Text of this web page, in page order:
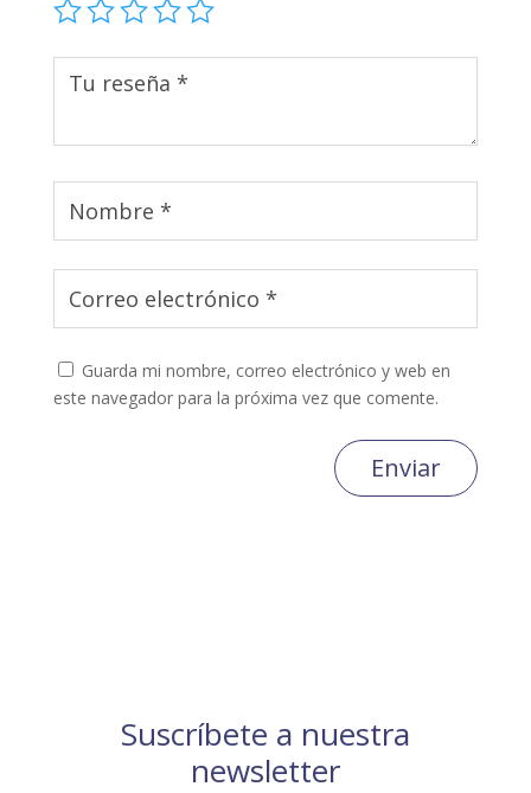
Guarda mi nombre, correo electrónico y web en
este navegador para la próxima vez que comente.
Enviar
Suscríbete a nuestra
newsletter